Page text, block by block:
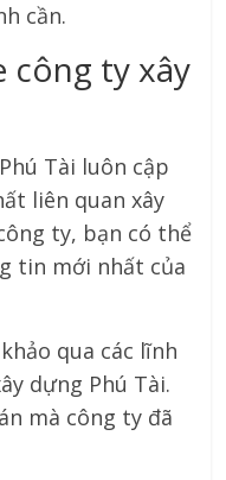
cần.
công ty xây
Tài luôn cập
liên quan xây
ty, bạn có thể
tin mới nhất của
qua các lĩnh
dựng Phú Tài.
mà công ty đã